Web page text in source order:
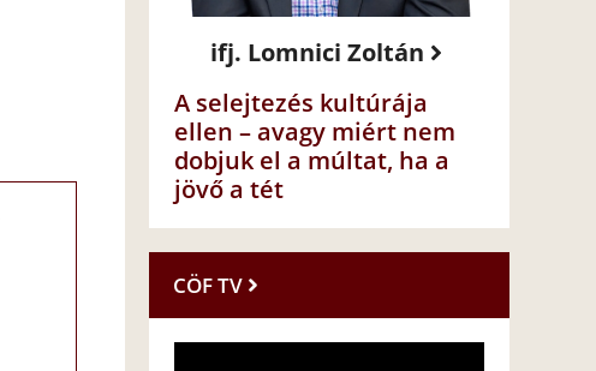
ifj. Lomnici Zoltán
A selejtezés kultúrája
ellen – avagy miért nem
dobjuk el a múltat, ha a
jövő a tét
CÖF TV